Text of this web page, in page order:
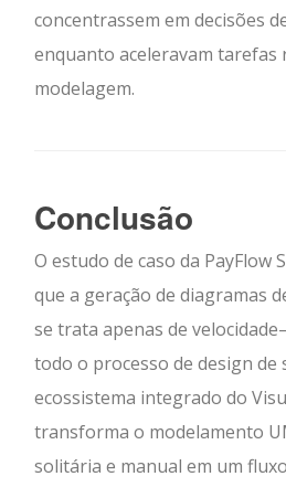
concentrassem em decisões
enquanto aceleravam tarefas
modelagem.
Conclusão
O estudo de caso da PayFlow
que a geração de diagramas
se trata apenas de
todo o processo de design de
ecossistema integrado do
transforma o modelamento
solitária e manual em um